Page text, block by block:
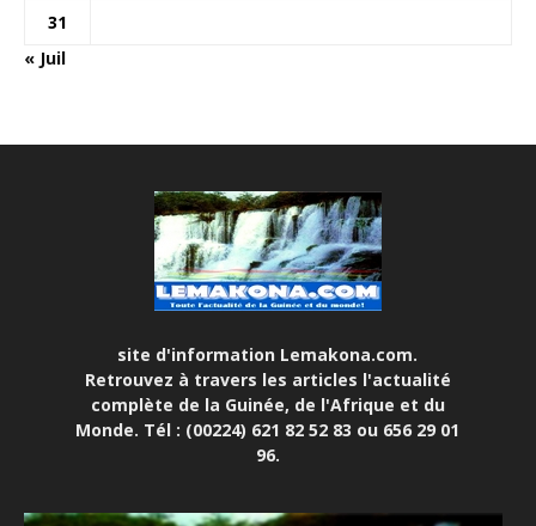
31
« Juil
site d'information Lemakona.com.
Retrouvez à travers les articles l'actualité
complète de la Guinée, de l'Afrique et du
Monde. Tél : (00224) 621 82 52 83 ou 656 29 01
96.